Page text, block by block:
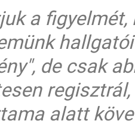
a
de csak
alatt